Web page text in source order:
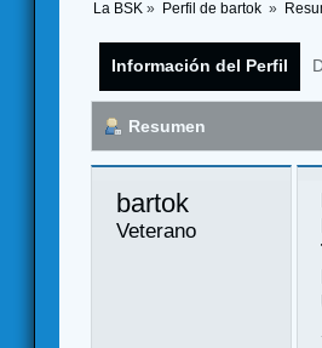
La BSK » Perfil de bartok »
Información del Perfil
Resumen
bartok
Veterano